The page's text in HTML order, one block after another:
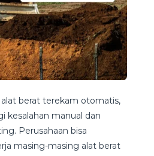
berat terekam otomatis,
kesalahan manual dan
Perusahaan bisa
masing-masing alat berat